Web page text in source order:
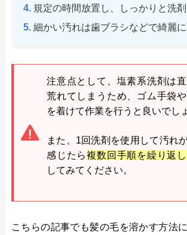
規定の時間放置し、しっかりと洗
細かい汚れは歯ブラシなどで綺麗に
注意点として、塩素系洗剤は
荒れてしまうため、ゴム手袋
を着けて作業を行うと良いでし
また、1回洗剤を使用して汚れ
感じたら複数回手順を繰り返し
してみてください。
こちらの記事でも髪の毛を溶かす方法